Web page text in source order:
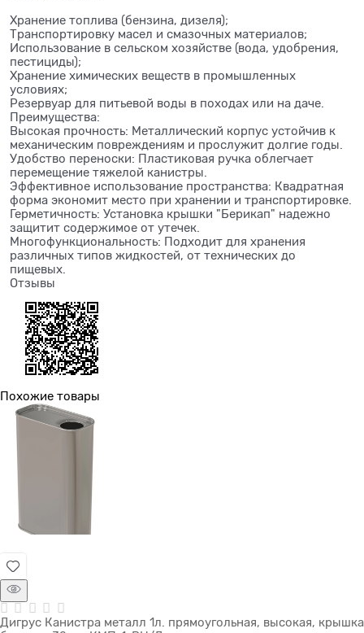
Хранение топлива (бензина, дизеля);
Транспортировку масел и смазочных материалов;
Использование в сельском хозяйстве (вода, удобрения,
пестициды);
Хранение химических веществ в промышленных
условиях;
Резервуар для питьевой воды в походах или на даче.
Преимущества:
Высокая прочность: Металлический корпус устойчив к
механическим повреждениям и прослужит долгие годы.
Удобство переноски: Пластиковая ручка облегчает
перемещение тяжелой канистры.
Эффективное использование пространства: Квадратная
форма экономит место при хранении и транспортировке.
Герметичность: Установка крышки "Берикап" надежно
защитит содержимое от утечек.
Многофункциональность: Подходит для хранения
различных типов жидкостей, от технических до
пищевых.
Отзывы
Похожие товары
Дигрус Канистра металл 1л. прямоугольная, высокая, крышка